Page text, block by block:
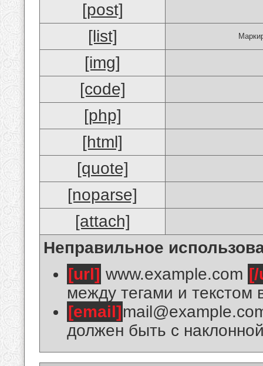
[post]
[list]
[img]
[code]
[php]
[html]
[quote]
[noparse]
[attach]
Неправильное
[url] www.example.com
между тегами и текстом
[email]
должен быть с